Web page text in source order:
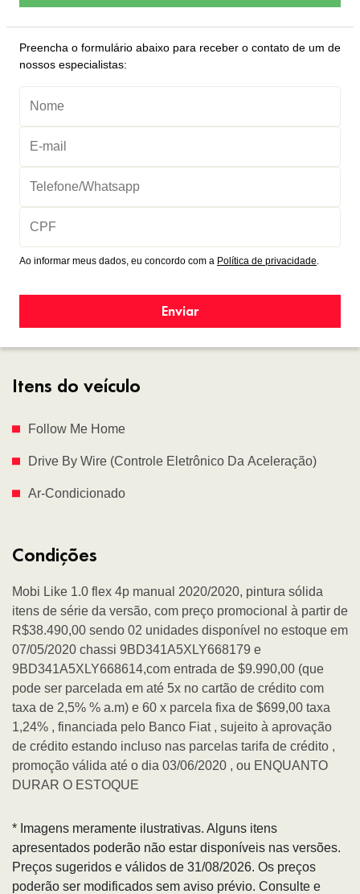
Itens do veículo
Follow Me Home
Drive By Wire (Controle Eletrônico Da Aceleração)
Ar-Condicionado
Condições
Mobi Like 1.0 flex 4p manual 2020/2020, pintura sólida
itens de série da versão, com preço promocional à partir de
R$38.490,00 sendo 02 unidades disponível no estoque em
07/05/2020 chassi 9BD341A5XLY668179 e
9BD341A5XLY668614,com entrada de $9.990,00 (que
pode ser parcelada em até 5x no cartão de crédito com
taxa de 2,5% % a.m) e 60 x parcela fixa de $699,00 taxa
1,24% , financiada pelo Banco Fiat , sujeito à aprovação
de crédito estando incluso nas parcelas tarifa de crédito ,
promoção válida até o dia 03/06/2020 , ou ENQUANTO
DURAR O ESTOQUE
* Imagens meramente ilustrativas. Alguns itens
apresentados poderão não estar disponíveis nas versões.
Preços sugeridos e válidos de 31/08/2026. Os preços
poderão ser modificados sem aviso prévio. Consulte e
Preencha o formulário abaixo para receber o contato de um de
nossos especialistas:
Ao informar meus dados, eu concordo com a Política de privacidade
Enviar